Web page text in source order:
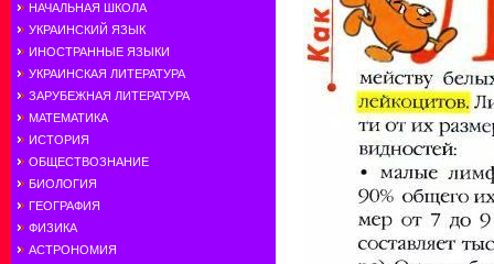
НАЧАЛЬНАЯ ШКОЛА
УКРАИНСКИЙ ЯЗЫК
ИНОСТРАННЫЕ ЯЗЫКИ
УКРАИНСКАЯ ЛИТЕРАТУРА
ЗАРУБЕЖНАЯ ЛИТЕРАТУРА
МАТЕМАТИКА
ИСТОРИЯ
ОБЩЕСТВОЗНАНИЕ
БИОЛОГИЯ
ГЕОГРАФИЯ
ФИЗИКА
АСТРОНОМИЯ